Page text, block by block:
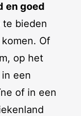
en goed
te bieden
Of
op het
een
of in een